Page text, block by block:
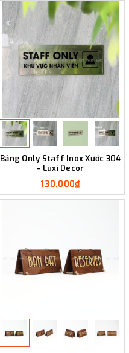
Bảng Only Staff Inox Xước 304
- Luxi Decor
130.000₫